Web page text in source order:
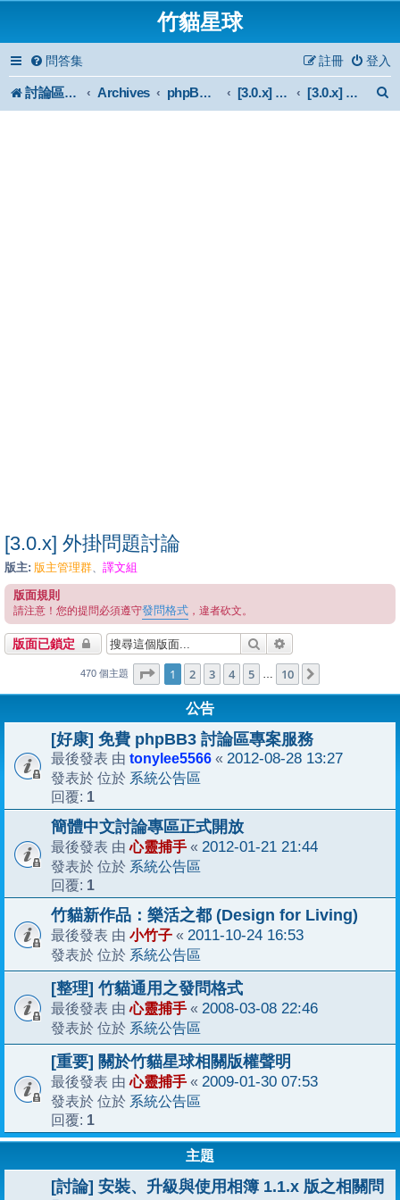
竹貓星球
問答集 登入
註冊
討論區首頁 Archives phpBB 3.0.x Forum Archive [3.0.x] Mod [3.0.x] 外掛問題討論
[3.0.x] 外掛問題討論
版主: 版主管理群、 譯文組
版面規則
請注意！您的提問必須遵守發問格式 ，違者砍文。
版面已鎖定 搜尋
470 個主題 第1 頁 (共 10頁)
1 2 3 4 5 … 10
公告
[好康] 免費 phpBB3 討論區專案服務
最後發表 由 tonylee5566 « 2012-08-28 13:27
發表於 位於 系統公告區
回覆: 1
簡體中文討論專區正式開放
最後發表 由心靈捕手 « 2012-01-21 21:44
發表於 位於 系統公告區
回覆: 1
竹貓新作品：樂活之都 (Design for Living)
最後發表 由 小竹子 « 2011-10-24 16:53
發表於 位於 系統公告區
[整理] 竹貓通用之發問格式
最後發表 由心靈捕手 « 2008-03-08 22:46
發表於 位於 系統公告區
[重要] 關於竹貓星球相關版權聲明
最後發表 由心靈捕手 « 2009-01-30 07:53
發表於 位於 系統公告區
回覆: 1
主題
[討論] 安裝、升級與使用相簿 1.1.x 版之相關問